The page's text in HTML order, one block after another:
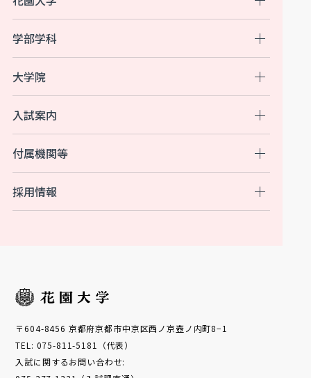
入試案内
付属機関等
学部学科
大学院
採用情報
〒604-8456 京都府京都市中京区西ノ京壺ノ内町8−1
TEL: 075-811-5181（代表）
入試に関するお問い合わせ: